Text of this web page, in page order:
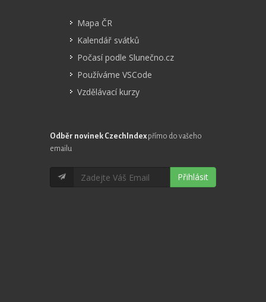
Mapa ČR
Kalendář svátků
Počasí podle Slunečno.cz
Používáme VSCode
Vzdělávací kurzy
Odběr novinek CzechIndex přímo do vašeho
emailu
Přihlásit